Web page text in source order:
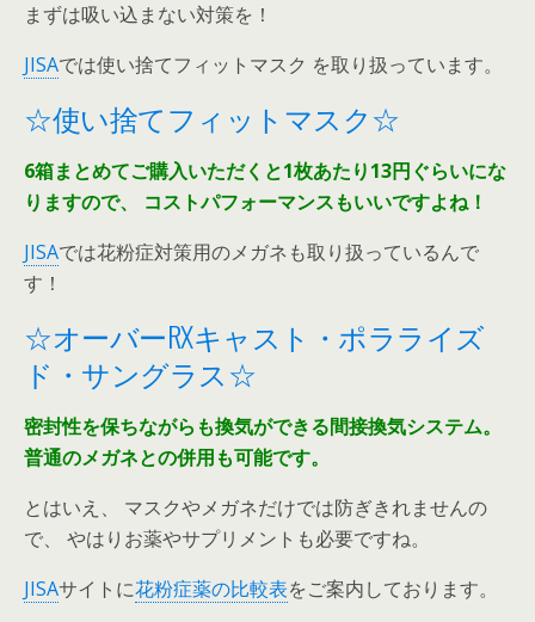
まずは吸い込まない対策を！
JISAでは使い捨てフィットマスク を取り扱っています。
☆使い捨てフィットマスク☆
6箱まとめてご購入いただくと1枚あたり13円ぐらいにな
りますので、
コストパフォーマンスもいいですよね！
JISAでは花粉症対策用のメガネも取り扱っているんで
す！
☆オーバーRXキャスト・ポラライズ
ド・サングラス☆
密封性を保ちながらも換気ができる間接換気システム。
普通のメガネとの併用も可能です。
とはいえ、 マスクやメガネだけでは防ぎきれませんの
で、 やはりお薬やサプリメントも必要ですね。
JISAサイトに花粉症薬の比較表をご案内しております。